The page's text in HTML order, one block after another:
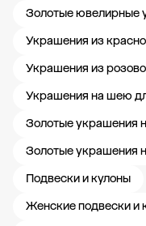
Золотые ювелирные
Украшения из
Украшения из
Украшения на шею
Золотые украшения
Золотые украшения
Подвески и кулоны
Женские подвески и